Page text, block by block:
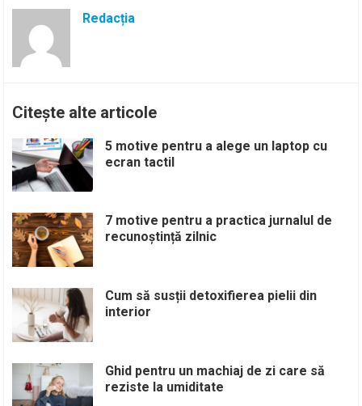
Redacția
Citește alte articole
5 motive pentru a alege un laptop cu
ecran tactil
7 motive pentru a practica jurnalul de
recunoștință zilnic
Cum să susții detoxifierea pielii din
interior
Ghid pentru un machiaj de zi care să
reziste la umiditate